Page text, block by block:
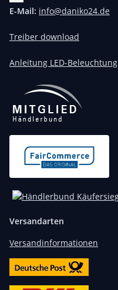
E-Mail: info@daniko24.de
Treiber download
Anleitung LED-Beleuchtung
Versandarten
Versandinformationen